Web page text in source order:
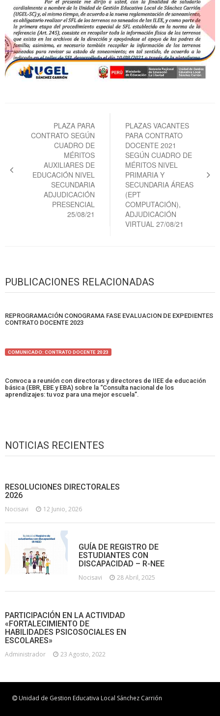
entradas
PLAZA PARA
CONTRATO SEGÚN
CUADRO DE
MÉRITOS
AUXILIARES DE
EDUCACIÓN NIVEL
SECUNDARIA
ADJUDICACIÓN
PRESENCIAL
25/08/21
PLAZAS VACANTES
PARA CONTRATO
DOCENTE 2021
SEGÚN CUADRO DE
MÉRITOS NIVEL
PRIMARIA Y
SECUNDARIA ÁREAS
(EPT
COMPUTACIÓN),
ADJUDICACIÓN
VIRTUAL 27/08/21
PUBLICACIONES RELACIONADAS
REPROGRAMACIÓN CONOGRAMA FASE EVALUACION DE EXPEDIENTES
CONTRATO DOCENTE 2023
COMUNICADO: CONTRATO DOCENTE 2023
Convoca a reunión con directoras y directores de IIEE de educación
básica (EBR, EBE y EBA) sobre la “Consulta nacional de los
aprendizajes: tu voz para una mejor escuela”.
NOTICIAS RECIENTES
RESOLUCIONES DIRECTORALES
2026
Nocisavi 12 Junio, 2026
GUÍA DE REGISTRO DE
ESTUDIANTES CON
DISCAPACIDAD – R-NEE
Nocisavi 28 Abril, 2025
PARTICIPACIÓN EN LA ACTIVIDAD
«FORTALECIMIENTO DE
HABILIDADES PSICOSOCIALES EN
ESCOLARES»
Administrador 23 Agosto, 2022
Unidad de Gestion Educativa Local Sánchez Carrión